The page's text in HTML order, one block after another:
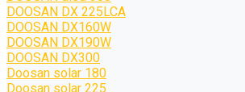
DOOSAN DX 225LCA
DOOSAN DX160W
DOOSAN DX190W
DOOSAN DX300
Doosan solar 180
Doosan solar 225